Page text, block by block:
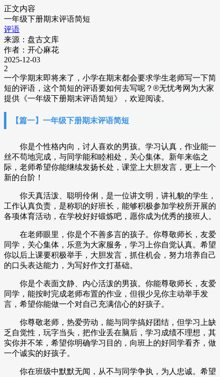
正文内容
一年级下册期末评语简短
评语
来源：盘古文库
作者：开心麻花
2025-12-03
2
一个学期末即将来了，小学在期末都会要求学生老师写一下简
短的评语，这个简短的评语要如何去写呢？ ®无忧考网为大家
提供《一年级下册期末评语简短》，欢迎阅读。
【篇一】一年级下册期末评语简短
你是个性格内向，讨人喜欢的男孩。学习认真，作业能一
丝不苟地完成，与同学能和睦相处，关心集体。新年来临之
际，老师希望你能继续发扬长处，课堂上大胆发言，更上一个
新的台阶！
你天真活泼、聪明伶俐，是一位讲文明，讲礼貌的学生，
工作认真负责，是称职的好班长，能够积极参加学校所开展的
各项体育活动，在学校好好锻炼吧，愿你成为优秀的接班人。
在老师眼里，你是个不善多言的孩子。你尊敬师长，友爱
同学，关心集体，乐意为大家服务，学习上你自觉认真。希望
你以后上课要积极举手，大胆发言，抓住机会，努力培养自己
的口头表达能力，为写好作文打基础。
你是个表面文静、内心活泼的男孩。你能尊敬师长，友爱
同学，能按时完成老师布置的作业，但很少见你主动举手发
言，希望你能做一个对自己充满信心的好孩子。
你尊敬老师，热爱劳动，能与同学搞好团结，但学习上缺
乏自觉性，玩字当头，把作业丢在脑后，学习成绩不理想，其
实你并不笨，希望你明确学习目的，向班上的好同学看齐，做
一个诚实的好孩子。
你在班级中默默无闻，从不与同学争执，为人忠诚。希望